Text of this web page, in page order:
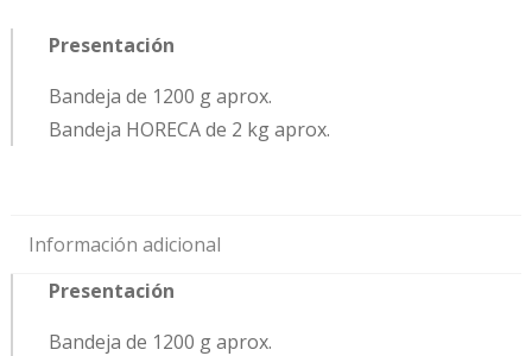
Presentación
Bandeja de 1200 g aprox.
Bandeja HORECA de 2 kg aprox.
Información adicional
Presentación
Bandeja de 1200 g aprox.